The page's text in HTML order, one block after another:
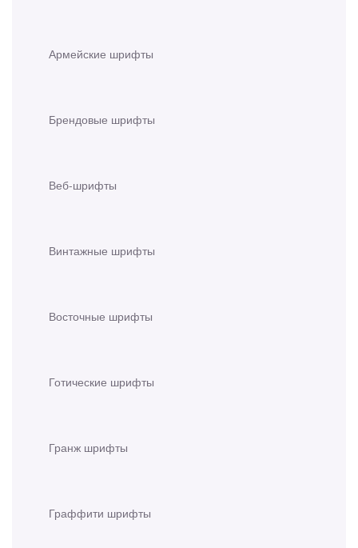
Армейские шрифты
Брендовые шрифты
Веб-шрифты
Винтажные шрифты
Восточные шрифты
Готические шрифты
Гранж шрифты
Граффити шрифты